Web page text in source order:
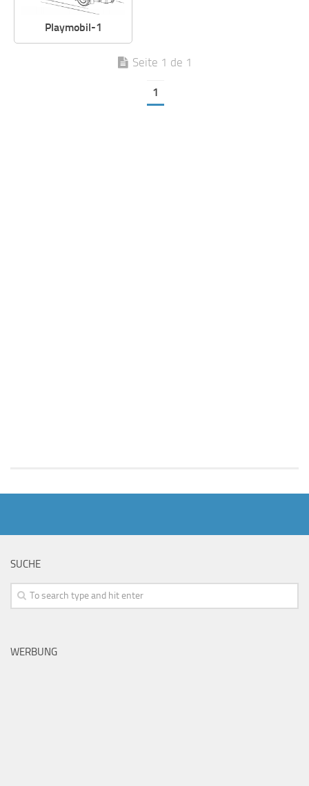
Playmobil-1
Seite 1 de 1
1
SUCHE
WERBUNG